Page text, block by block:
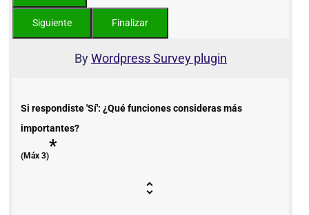
ByWordpress Survey plugin
Si respondiste 'Sí': ¿Qué funciones consideras más
importantes?
(Máx 3)*